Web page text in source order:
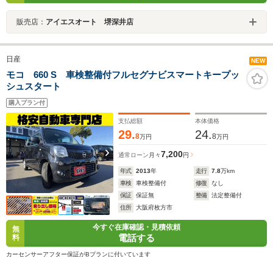
販売店： アイエスオート 堺深井店
日産 NEW
モコ 660 S 車検整備付フルセグナビスマートキープッ
シュスタート
購入プラン付
支払総額
29.8万円
本体価格
24.8万円
通常ローン 月々7,200円
年式 2013年 走行 7.8万km
車検
車検整備付 修復
なし
保証
保証無 整備
法定整備付
住所
大阪府枚方市
無
料
今すぐ在庫確認・見積依頼
電話する
カーセンサーアフター保証がBプランに付いています